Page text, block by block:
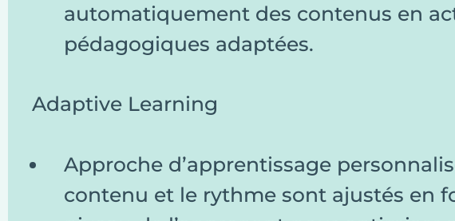
automatiquement des contenus en
pédagogiques adaptées.
Adaptive Learning
Approche d’apprentissage
contenu et le rythme sont ajustés en